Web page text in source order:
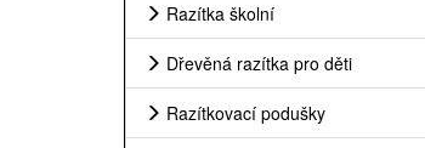
Razítka školní
Dřevěná razítka pro děti
Razítkovací podušky